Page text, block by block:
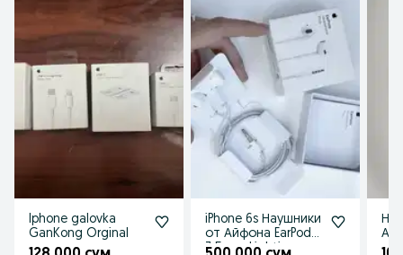
Iphone galovka
GanKong Orginal
iPhone 6s Наушники
от Айфона EarPods
3.5mm Lighting